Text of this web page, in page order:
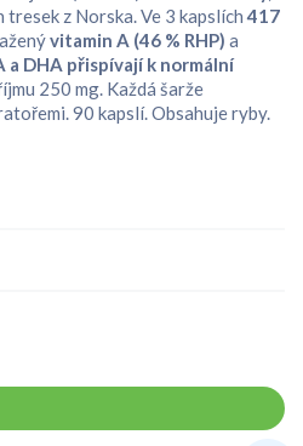
tresek z Norska. Ve 3 kapslích417
vitamin A (46 % RHP) a
a DHA přispívají k normální
250 mg. Každá šarže
90 kapslí. Obsahuje ryby.